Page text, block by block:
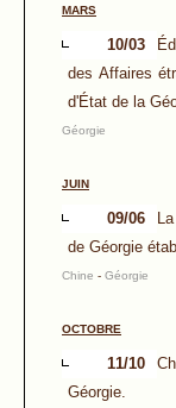
MARS
10/03
des Affaires
d'État de la
Géorgie
JUIN
09/06
de Géorgie
Chine - Géorgie
OCTOBRE
11/10
Géorgie.